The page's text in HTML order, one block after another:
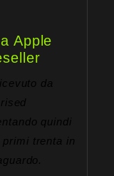
Apple
da
quindi
trenta in